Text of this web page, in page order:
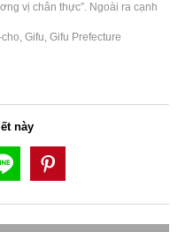
vị chân thực”. Ngoài ra cạnh
Gifu, Gifu Prefecture
này